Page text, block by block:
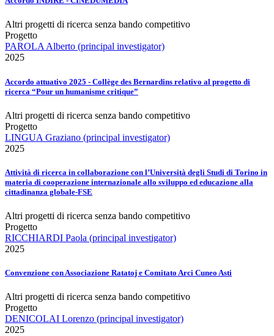
Altri progetti di ricerca senza bando competitivo
Progetto
PAROLA Alberto (principal investigator)
2025
Accordo attuativo 2025 - Collège des Bernardins relativo al progetto di
ricerca “Pour un humanisme critique”
Altri progetti di ricerca senza bando competitivo
Progetto
LINGUA Graziano (principal investigator)
2025
Attività di ricerca in collaborazione con l’Università degli Studi di Torino in
materia di cooperazione internazionale allo sviluppo ed educazione alla
cittadinanza globale-FSE
Altri progetti di ricerca senza bando competitivo
Progetto
RICCHIARDI Paola (principal investigator)
2025
Convenzione con Associazione Ratatoj e Comitato Arci Cuneo Asti
Altri progetti di ricerca senza bando competitivo
Progetto
DENICOLAI Lorenzo (principal investigator)
2025